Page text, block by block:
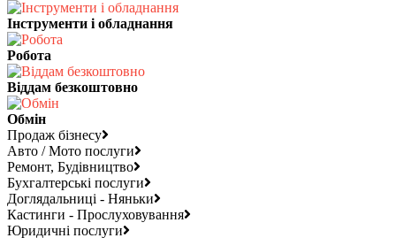
Інструменти і обладнання
Робота
Віддам безкоштовно
Обмін
Продаж бізнесу
Авто / Мото послуги
Ремонт, Будівництво
Бухгалтерські послуги
Доглядальниці - Няньки
Кастинги - Прослуховування
Юридичні послуги